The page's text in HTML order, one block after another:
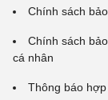
Chính sách
Chính sách
cá nhân
Thông báo